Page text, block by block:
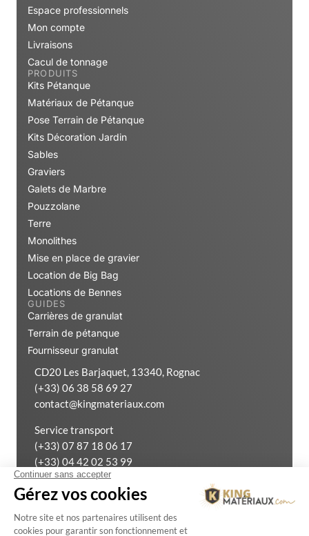
Espace professionnels
Mon compte
Livraisons
Cacul de tonnage
PRODUITS
Kits Pétanque
Matériaux de Pétanque
Pose Terrain de Pétanque
Kits Décoration Jardin
Sables
Graviers
Galets de Marbre
Pouzzolane
Terre
Monolithes
Mise en place de gravier
Location de Big Bag
Locations de Bennes
GUIDES
Carrières de granulat
Terrain de pétanque
Fournisseur granulat
CD20 Les Barjaquet, 13340, Rognac
(+33) 06 38 58 69 27
contact@kingmateriaux.com
Service transport
(+33) 07 87 18 06 17
(+33) 04 42 02 53 99
Exercer mon droit de rétractation